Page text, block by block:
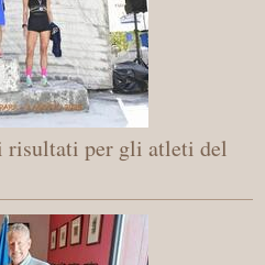
risultati per gli atleti del